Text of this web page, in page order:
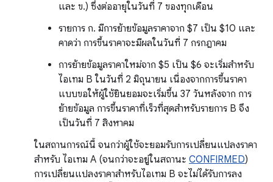
และ ข.) ซึ่งต่ออายุในวันที่ 7 ของทุกเดือน
รายการ ก. มีการย้ายข้อมูลราคาจาก $7 เป็น $10 และ
คาดว่า การขึ้นราคาจะมีผลในวันที่ 7 กรกฎาคม
การย้ายข้อมูลราคาใหม่จาก $5 เป็น $6 จะเริ่มสำหรับ
ไอเทม B ในวันที่ 2 มิถุนายน เนื่องจากการขึ้นราคา
แบบขอให้ผู้ใช้ยินยอมจะเริ่มขึ้น 37 วันหลังจาก การ
ย้ายข้อมูล การขึ้นราคาที่เร็วที่สุดสำหรับรายการ B จึง
เป็นวันที่ 7 สิงหาคม
ในสถานการณ์นี้ จนกว่าผู้ใช้จะยอมรับการเปลี่ยนแปลงราคา
สำหรับ ไอเทม A (จนกว่าจะอยู่ในสถานะ CONFIRMED)
การเปลี่ยนแปลงราคาสำหรับไอเทม B จะไม่ได้รับการลง